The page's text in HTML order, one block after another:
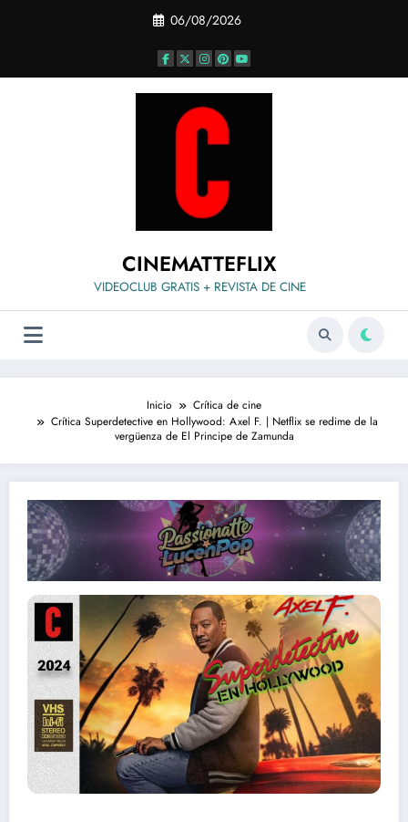
06/08/2026
CINEMATTEFLIX
VIDEOCLUB GRATIS + REVISTA DE CINE
Inicio
Crítica de cine
Crítica Superdetective en Hollywood: Axel F. | Netflix se redime de la
vergüenza de El Principe de Zamunda